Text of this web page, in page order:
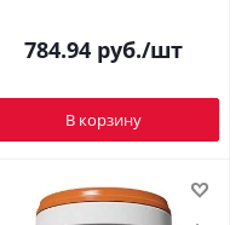
784.94руб./шт
В корзину